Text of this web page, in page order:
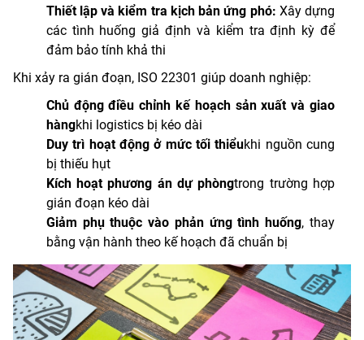
Thiết lập và kiểm tra kịch bản ứng phó: Xây dựng
các tình huống giả định và kiểm tra định kỳ để
đảm bảo tính khả thi
Khi xảy ra gián đoạn, ISO 22301 giúp doanh nghiệp:
Chủ động điều chỉnh kế hoạch sản xuất và giao
hàngkhi logistics bị kéo dài
Duy trì hoạt động ở mức tối thiểukhi nguồn cung
bị thiếu hụt
Kích hoạt phương án dự phòngtrong trường hợp
gián đoạn kéo dài
Giảm phụ thuộc vào phản ứng tình huống, thay
bằng vận hành theo kế hoạch đã chuẩn bị